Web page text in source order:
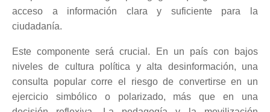
acceso a información clara y suficiente para la
ciudadanía.
Este componente será crucial. En un país con bajos
niveles de cultura política y alta desinformación, una
consulta popular corre el riesgo de convertirse en un
ejercicio simbólico o polarizado, más que en una